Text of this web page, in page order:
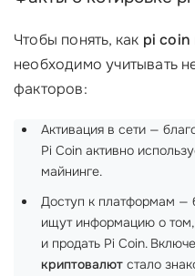
Чтобы понять, как pi coin
необходимо учитывать
факторов:
Активация в сети —
Pi Coin активно
майнинге.
Доступ к платформам —
ищут информацию о
и продать Pi Coin.
криптовалют стало